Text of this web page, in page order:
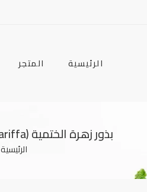
الرئيسية المتجر
بذور زهرة الختمية (Hibiscus sabdariffa) زهرة الختمية
الرئيسية